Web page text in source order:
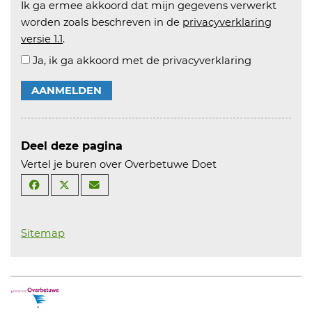
Ik ga ermee akkoord dat mijn gegevens verwerkt
worden zoals beschreven in de privacyverklaring
versie 1.1.
Ja, ik ga akkoord met de privacyverklaring
AANMELDEN
Deel deze pagina
Vertel je buren over Overbetuwe Doet
Sitemap